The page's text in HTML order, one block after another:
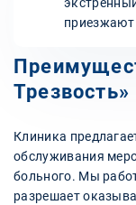
Трезвость»
Клиника
обслуживания
больного. Мы
разрешает